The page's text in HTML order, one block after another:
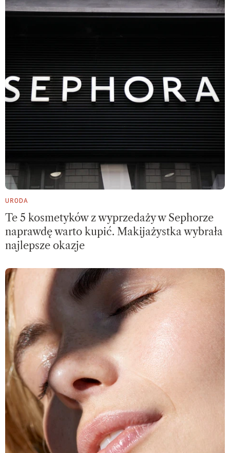
URODA
Te 5 kosmetyków z wyprzedaży w Sephorze
naprawdę warto kupić. Makijażystka wybrała
najlepsze okazje